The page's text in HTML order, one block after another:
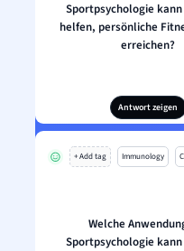
Sportpsychologie
helfen, persönliche
erreichen?
Antwort zeigen
+ Add tag Immunology
Welche
Sportpsychologie